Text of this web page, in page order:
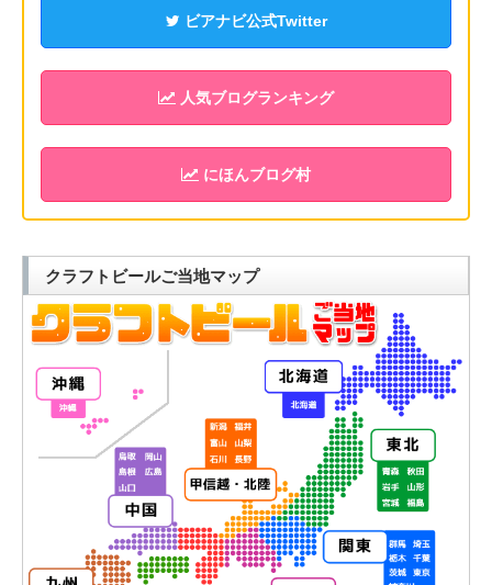
ビアナビ公式Twitter
人気ブログランキング
にほんブログ村
クラフトビールご当地マップ